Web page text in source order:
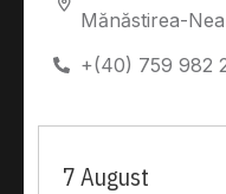
Mănăstirea-
+(40) 759 982
7 August